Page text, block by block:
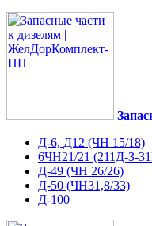
Д-6, Д12 (ЧН 15/18)
6ЧН21/21 (211Д-З-
Д-49 (ЧН 26/26)
Д-50 (ЧН31,8/33)
Д-100